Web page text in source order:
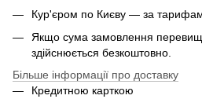
Кур'єром по Києву — за
Якщо сума замовлення
здійснюється безкоштовно.
Більше інформації про доставку
Кредитною карткою